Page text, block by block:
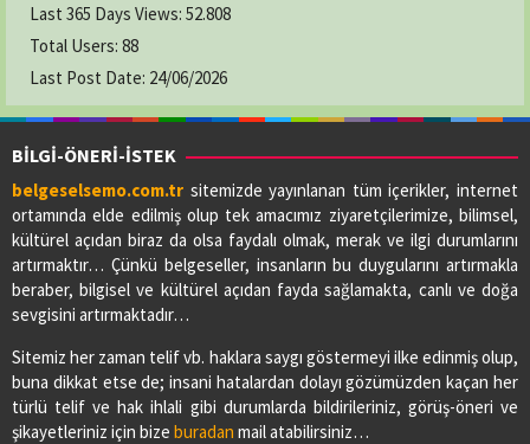
Last 365 Days Views: 52.808
Total Users: 88
Last Post Date: 24/06/2026
BİLGİ-ÖNERİ-İSTEK
belgeselsemo.com.tr sitemizde yayınlanan tüm içerikler, internet
ortamında elde edilmiş olup tek amacımız ziyaretçilerimize, bilimsel,
kültürel açıdan biraz da olsa faydalı olmak, merak ve ilgi durumlarını
artırmaktır… Çünkü belgeseller, insanların bu duygularını artırmakla
beraber, bilgisel ve kültürel açıdan fayda sağlamakta, canlı ve doğa
sevgisini artırmaktadır…
Sitemiz her zaman telif vb. haklara saygı göstermeyi ilke edinmiş olup,
buna dikkat etse de; insani hatalardan dolayı gözümüzden kaçan her
türlü telif ve hak ihlali gibi durumlarda bildirileriniz, görüş-öneri ve
şikayetleriniz için bize buradan mail atabilirsiniz…